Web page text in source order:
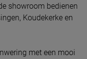
showroom bedienen
Koudekerke en
met een mooi